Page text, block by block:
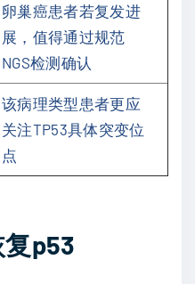
卵巢癌患者若复发进
展，值得通过规范
NGS检测确认
该病理类型患者更应
关注TP53具体突变位
点
p53